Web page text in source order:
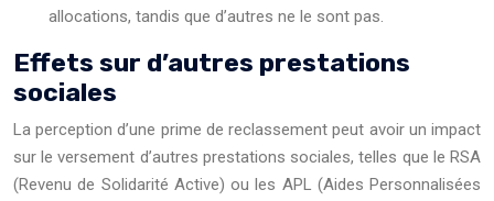
allocations, tandis que d’autres ne le sont pas.
Effets sur d’autres prestations
sociales
La perception d’une prime de reclassement peut avoir un impact
sur le versement d’autres prestations sociales, telles que le RSA
(Revenu de Solidarité Active) ou les APL (Aides Personnalisées